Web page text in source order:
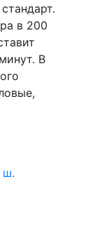
в 200
В